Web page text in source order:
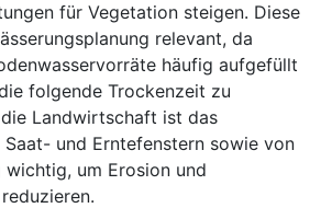
für Vegetation steigen. Diese
relevant, da
häufig aufgefüllt
folgende Trockenzeit zu
Landwirtschaft ist das
Saat- und Erntefenstern sowie von
wichtig, um Erosion und